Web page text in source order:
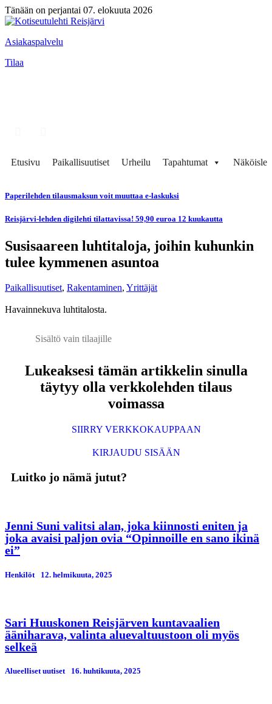
Tänään on perjantai 07. elokuuta 2026
Asiakaspalvelu
Tilaa
Etusivu Paikallisuutiset Urheilu Tapahtumat
Paperilehden tilausmaksun voit muuttaa e-laskuksi
Reisjärvi-lehden digilehti tilattavissa! 59,90 euroa 12 kuukautta
Susisaareen luhtitaloja, joihin kuhunkin
tulee kymmenen asuntoa
Paikallisuutiset, Rakentaminen, Yrittäjät
Havainnekuva luhtitalosta.
Sisältö vain tilaajille
Lukeaksesi tämän artikkelin sinulla
täytyy olla verkkolehden tilaus
voimassa
SIIRRY VERKKOKAUPPAAN
KIRJAUDU SISÄÄN
Luitko jo nämä jutut?
Jenni Suni valitsi alan, joka kiinnosti eniten ja
joka avaisi paljon ovia “Opinnoille en sano ikinä
ei”
Henkilöt 12. helmikuuta, 2025
Sari Huuskonen Reisjärven kuntavaalien
ääniharava, valinta aluevaltuustoon oli myös
selkeä
Alueelliset uutiset 16. huhtikuuta, 2025